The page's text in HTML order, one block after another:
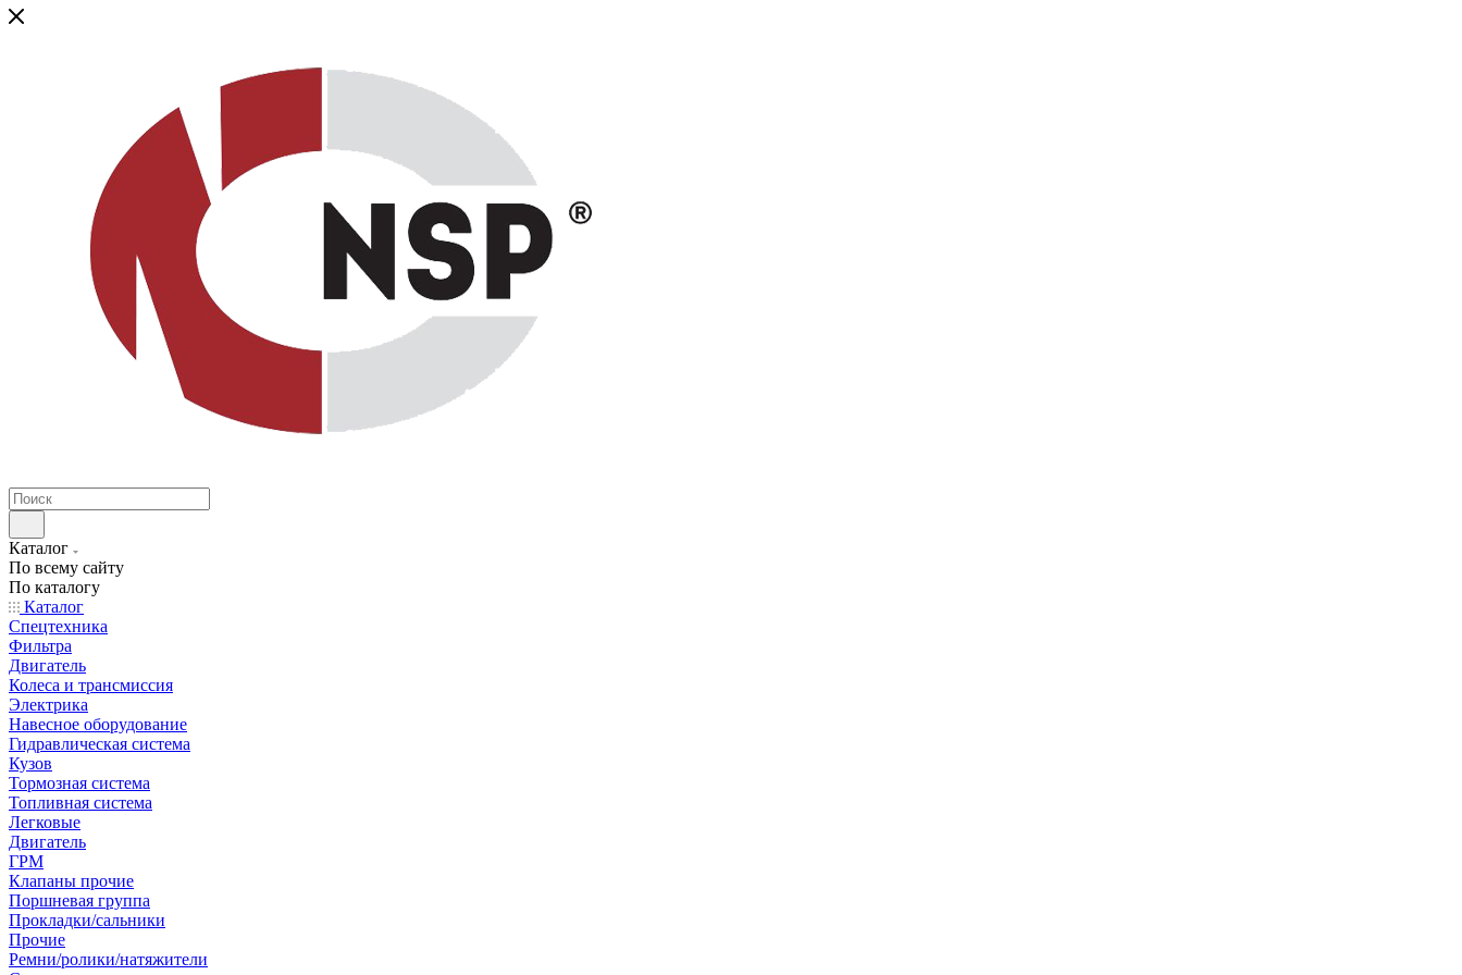
Каталог
По всему сайту
По каталогу
Каталог
Спецтехника
Фильтра
Двигатель
Колеса и трансмиссия
Электрика
Навесное оборудование
Гидравлическая система
Кузов
Тормозная система
Топливная система
Легковые
Двигатель
ГРМ
Клапаны прочие
Поршневая группа
Прокладки/сальники
Прочие
Ремни/ролики/натяжители